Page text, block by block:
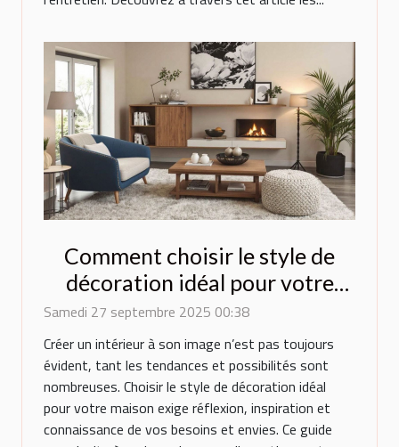
Comment choisir le style de
décoration idéal pour votre
maison ?
Samedi 27 septembre 2025 00:38
Créer un intérieur à son image n’est pas toujours
évident, tant les tendances et possibilités sont
nombreuses. Choisir le style de décoration idéal
pour votre maison exige réflexion, inspiration et
connaissance de vos besoins et envies. Ce guide